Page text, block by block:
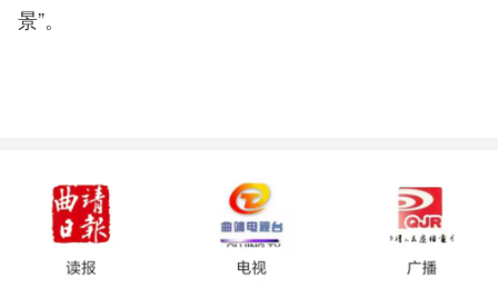
景”。